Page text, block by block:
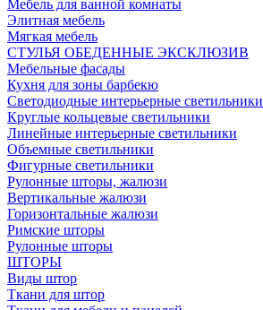
Мебель для ванной комнаты
Элитная мебель
Мягкая мебель
СТУЛЬЯ ОБЕДЕННЫЕ ЭКСКЛЮЗИВ
Мебельные фасады
Кухня для зоны барбекю
Светодиодные интерьерные светильники
Круглые кольцевые светильники
Линейные интерьерные светильники
Объемные светильники
Фигурные светильники
Рулонные шторы, жалюзи
Вертикальные жалюзи
Горизонтальные жалюзи
Римские шторы
Рулонные шторы
ШТОРЫ
Виды штор
Ткани для штор